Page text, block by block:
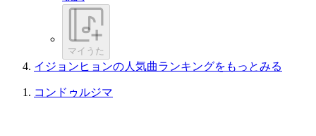
マイうた
イジョンヒョンの人気曲ランキングをもっとみる
コンドゥルジマ